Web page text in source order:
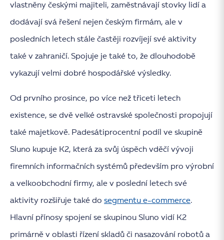
vlastněny českými majiteli, zaměstnávají stovky lidí a
dodávají svá řešení nejen českým firmám, ale v
posledních letech stále častěji rozvíjejí své aktivity
také v zahraničí. Spojuje je také to, že dlouhodobě
vykazují velmi dobré hospodářské výsledky.
Od prvního prosince, po více než třiceti letech
existence, se dvě velké ostravské společnosti propojují
také majetkově. Padesátiprocentní podíl ve skupině
Sluno kupuje K2, která za svůj úspěch vděčí vývoji
firemních informačních systémů především pro výrobní
a velkoobchodní firmy, ale v poslední letech své
aktivity rozšiřuje také do segmentu e-commerce.
Hlavní přínosy spojení se skupinou Sluno vidí K2
primárně v oblasti řízení skladů či nasazování robotů a